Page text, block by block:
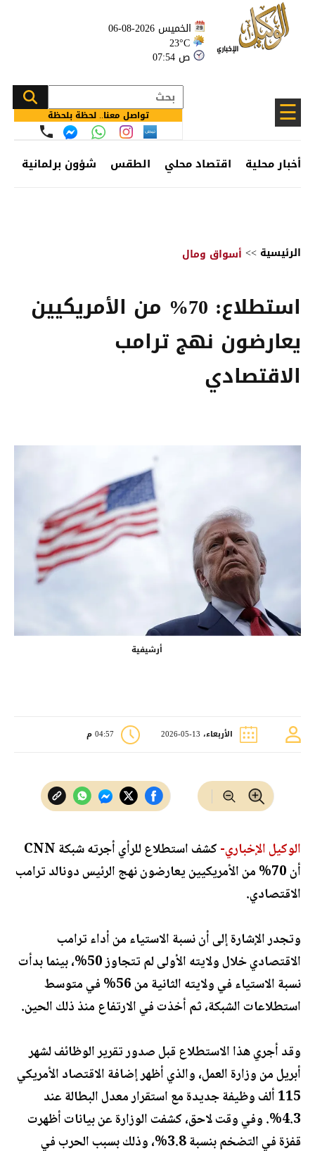
الخميس 2026-08-06
23°C
07:54 ص
☰ تواصل معنا.. لحظة بلحظة
أخبار محلية اقتصاد محلي الطقس شؤون برلمانية
الرئيسية >> أسواق ومال
استطلاع: 70% من الأمريكيين
يعارضون نهج ترامب
الاقتصادي
أرشيفية
الأربعاء، 13-05-2026 04:57 م
الوكيل الإخباري-
كشف استطلاع للرأي أجرته شبكة CNN
أن 70% من الأمريكيين يعارضون نهج الرئيس دونالد ترامب
الاقتصادي.
وتجدر الإشارة إلى أن نسبة الاستياء من أداء ترامب
الاقتصادي خلال ولايته الأولى لم تتجاوز 50%، بينما بدأت
نسبة الاستياء في ولايته الثانية من 56% في متوسط
استطلاعات الشبكة، ثم أخذت في الارتفاع منذ ذلك الحين.
وقد أجري هذا الاستطلاع قبل صدور تقرير الوظائف لشهر
أبريل من وزارة العمل، والذي أظهر إضافة الاقتصاد الأمريكي
115 ألف وظيفة جديدة مع استقرار معدل البطالة عند
4.3%. وفي وقت لاحق، كشفت الوزارة عن بيانات أظهرت
قفزة في التضخم بنسبة 3.8%، وذلك بسبب الحرب في